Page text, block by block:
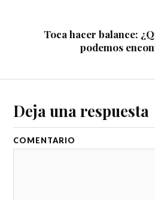
Toca hacer balance:
podemos
Deja una respuesta
COMENTARIO